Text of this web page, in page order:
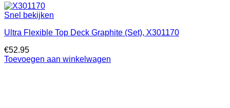
Snel bekijken
Ultra Flexible Top Deck Graphite (Set), X301170
€52.95
Toevoegen aan winkelwagen